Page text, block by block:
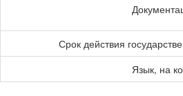
Срок действия
Язык, на